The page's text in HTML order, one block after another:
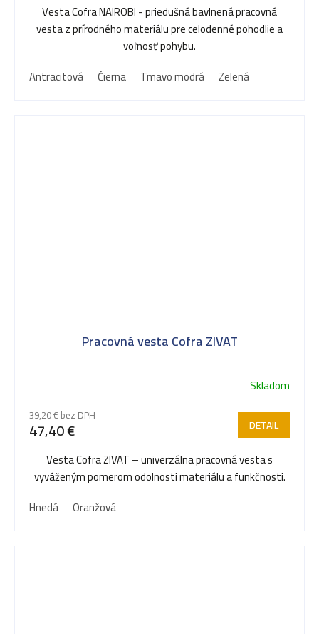
Vesta Cofra NAIROBI - priedušná bavlnená pracovná
vesta z prírodného materiálu pre celodenné pohodlie a
voľnosť pohybu.
Antracitová
Čierna Tmavo modrá Zelená
Pracovná vesta Cofra ZIVAT
Skladom
39,20 € bez DPH
47,40 € DETAIL
Vesta Cofra ZIVAT – univerzálna pracovná vesta s
vyváženým pomerom odolnosti materiálu a funkčnosti.
Hnedá
Oranžová